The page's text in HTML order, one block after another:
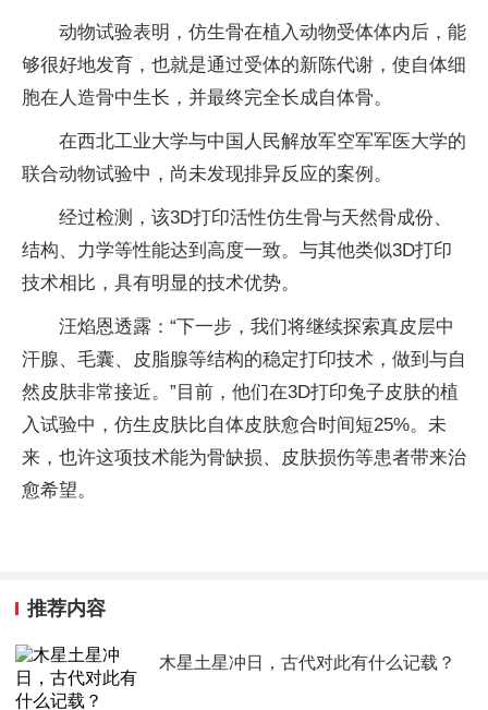
动物试验表明，仿生骨在植入动物受体体内后，能
够很好地发育，也就是通过受体的新陈代谢，使自体细
胞在人造骨中生长，并最终完全长成自体骨。
在西北工业大学与中国人民解放军空军军医大学的
联合动物试验中，尚未发现排异反应的案例。
经过检测，该3D打印活性仿生骨与天然骨成份、
结构、力学等性能达到高度一致。与其他类似3D打印
技术相比，具有明显的技术优势。
汪焰恩透露：“下一步，我们将继续探索真皮层中
汗腺、毛囊、皮脂腺等结构的稳定打印技术，做到与自
然皮肤非常接近。”目前，他们在3D打印兔子皮肤的植
入试验中，仿生皮肤比自体皮肤愈合时间短25%。未
来，也许这项技术能为骨缺损、皮肤损伤等患者带来治
愈希望。
推荐内容
木星土星冲日，古代对此有什么记载？